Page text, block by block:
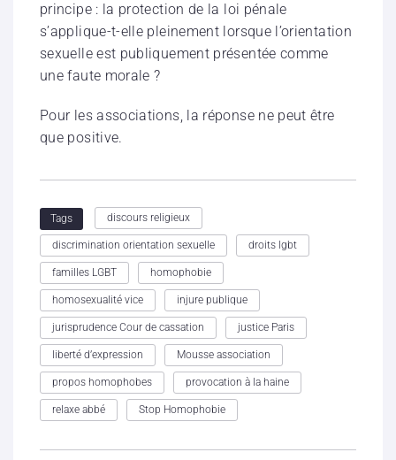
principe : la protection de la loi pénale
s’applique-t-elle pleinement lorsque l’orientation
sexuelle est publiquement présentée comme
une faute morale ?
Pour les associations, la réponse ne peut être
que positive.
Tags discours religieux
discrimination orientation sexuelle droits lgbt
familles LGBT homophobie
homosexualité vice injure publique
jurisprudence Cour de cassation justice Paris
liberté d’expression Mousse association
propos homophobes provocation à la haine
relaxe abbé Stop Homophobie